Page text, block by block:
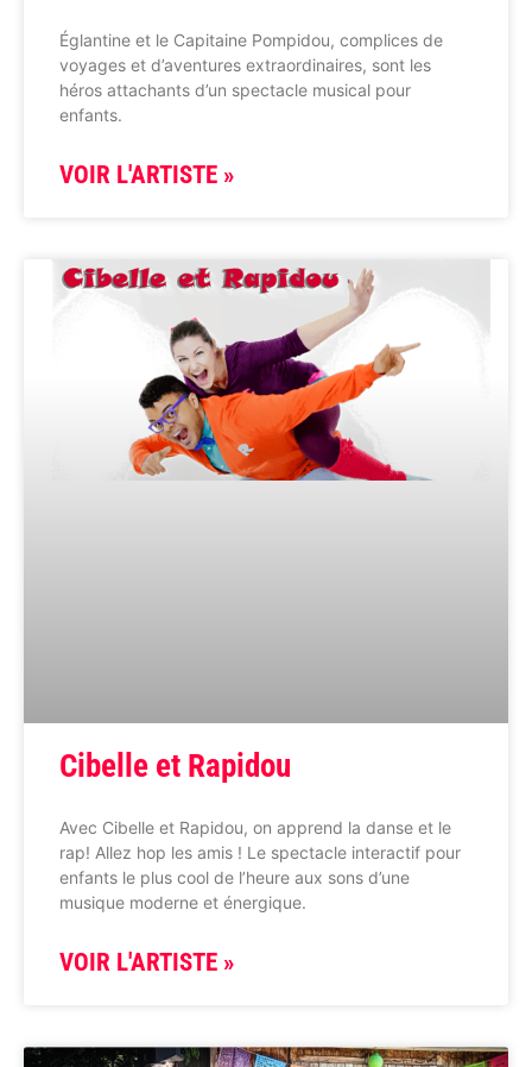
Églantine et le Capitaine Pompidou, complices de
voyages et d’aventures extraordinaires, sont les
héros attachants d’un spectacle musical pour
enfants.
VOIR L'ARTISTE »
Cibelle et Rapidou
Avec Cibelle et Rapidou, on apprend la danse et le
rap! Allez hop les amis ! Le spectacle interactif pour
enfants le plus cool de l’heure aux sons d’une
musique moderne et énergique.
VOIR L'ARTISTE »